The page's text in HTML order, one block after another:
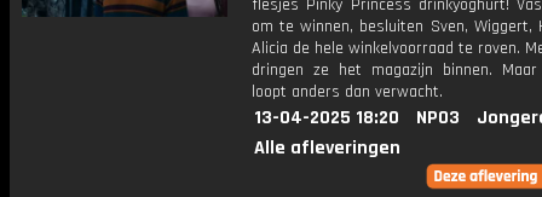
flesjes Pinky Princess drinkyoghurt!
om te winnen, besluiten Sven, Wiggert,
Alicia de hele winkelvoorraad te roven.
dringen ze het magazijn binnen.
loopt anders dan verwacht.
13-04-2025 18:20 NPO3
Alle afleveringen